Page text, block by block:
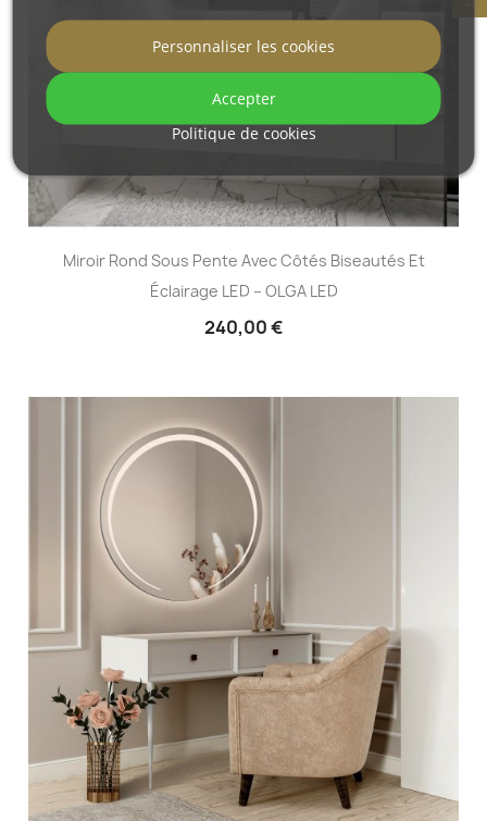
Miroir Rond Sous Pente Avec Côtés Biseautés Et
Éclairage LED – OLGA LED
240,00 €
Politique de cookies
Personnaliser les cookies
Accepter